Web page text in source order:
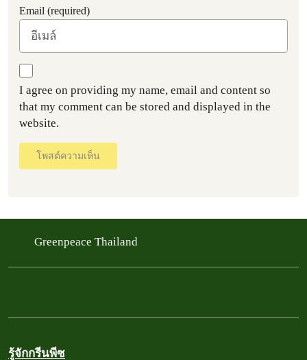
Email (required)
I agree on providing my name, email and content so
that my comment can be stored and displayed in the
website.
โพสต์ความเห็น
Greenpeace Thailand
รู้จักกรีนพีซ